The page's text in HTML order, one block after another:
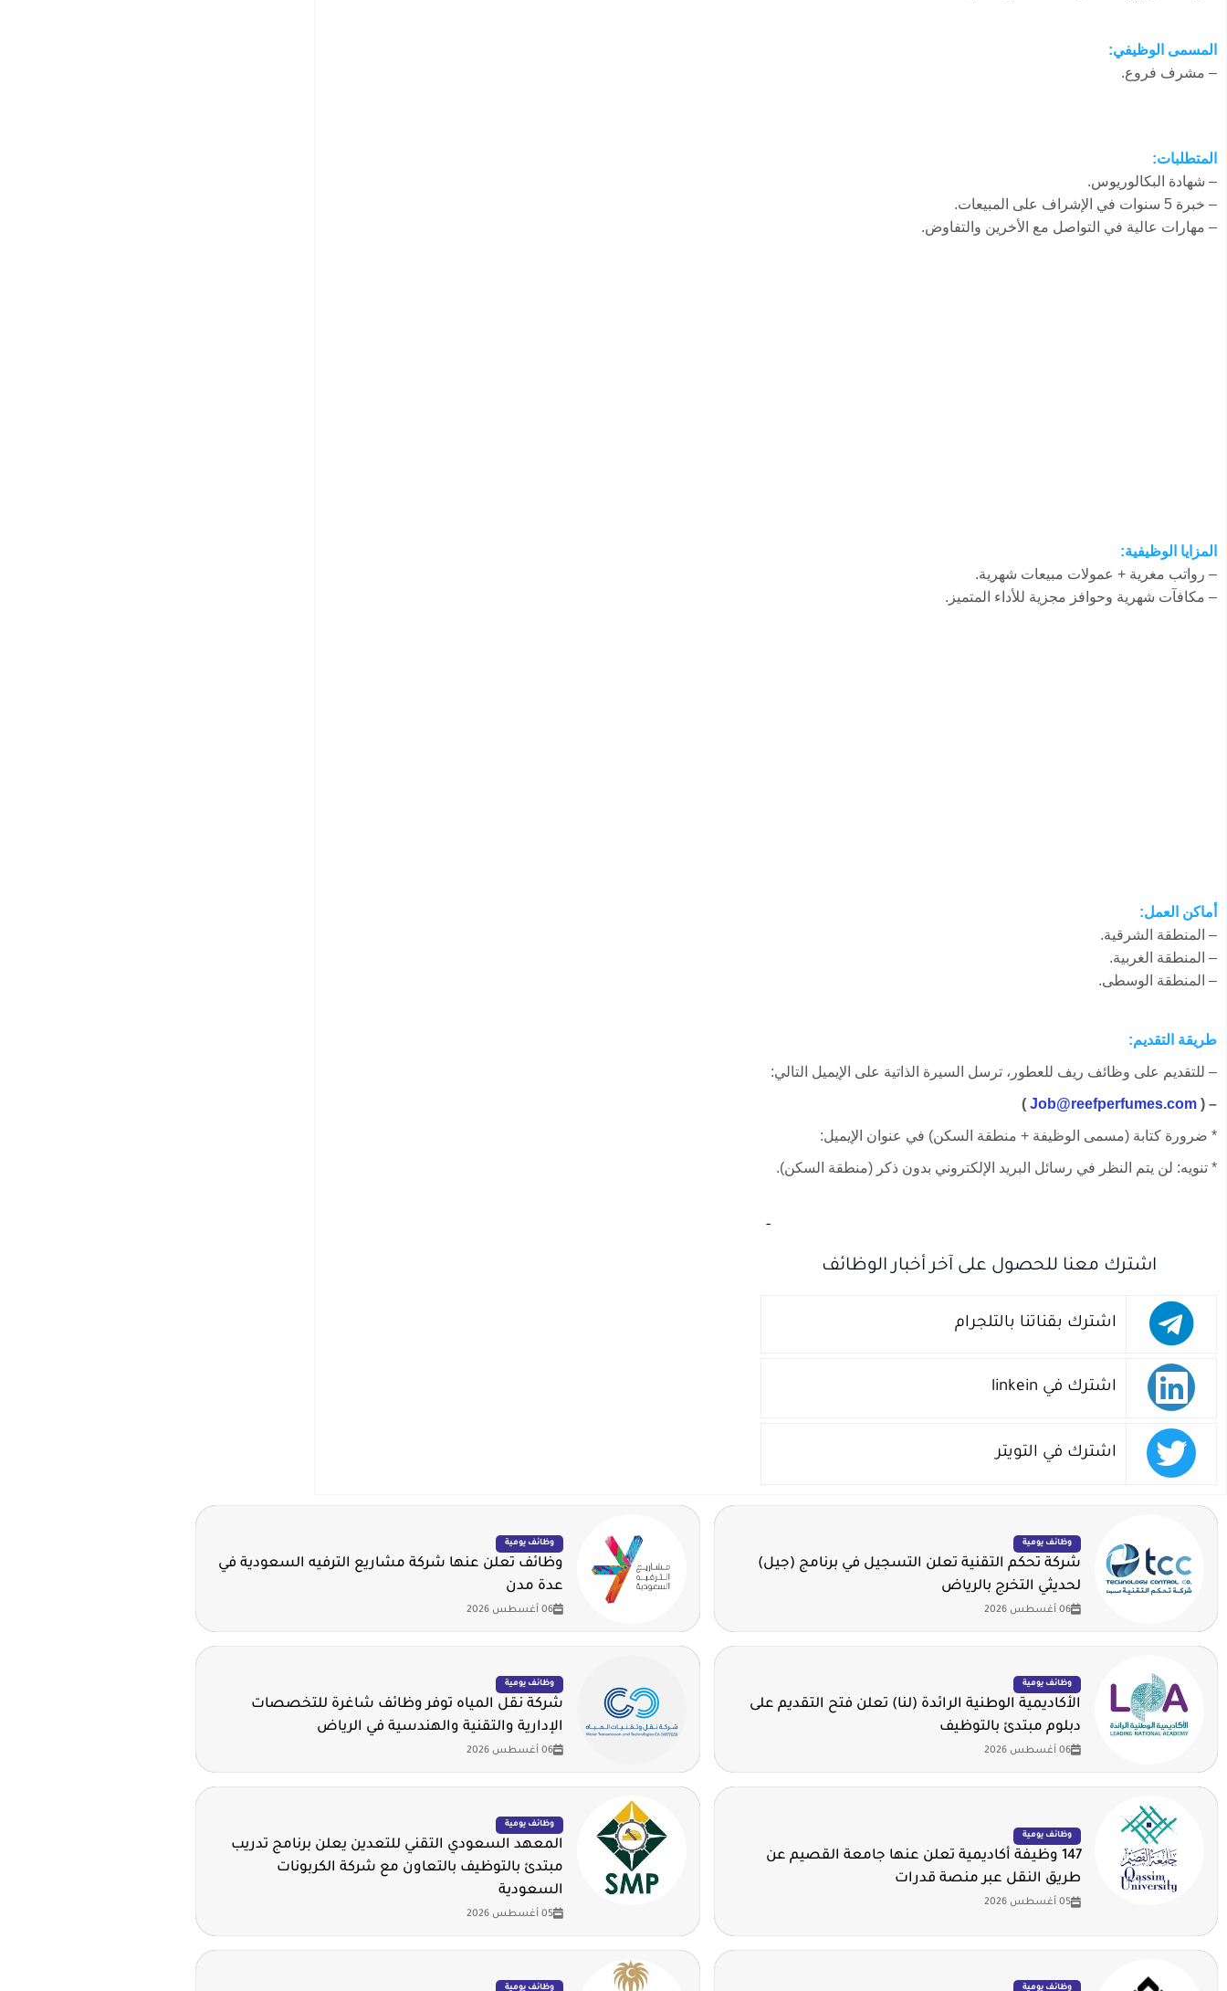
المسمى الوظيفي:
– مشرف فروع.
المتطلبات:
– شهادة البكالوريوس.
– خبرة 5 سنوات في الإشراف على المبيعات.
– مهارات عالية في التواصل مع الأخرين والتفاوض.
المزايا الوظيفية:
– رواتب مغرية + عمولات مبيعات شهرية.
– مكافآت شهرية وحوافز مجزية للأداء المتميز.
أماكن العمل:
– المنطقة الشرقية.
– المنطقة الغربية.
– المنطقة الوسطى.
طريقة التقديم:
– للتقديم على وظائف ريف للعطور، ترسل السيرة الذاتية على الإيميل التالي:
– (
Job@reefperfumes.com
)
* ضرورة كتابة (مسمى الوظيفة + منطقة السكن) في عنوان الإيميل:
* تنويه: لن يتم النظر في رسائل البريد الإلكتروني بدون ذكر (منطقة السكن).
-‏
اشترك معنا للحصول على آخر أخبار الوظائف
اشترك بقناتنا بالتلجرام
اشترك في linkein
اشترك في التويتر
وظائف يومية
شركة تحكم التقنية تعلن التسجيل في برنامج (جيل)
لحديثي التخرج بالرياض
06 أغسطس 2026
وظائف يومية
وظائف تعلن عنها شركة مشاريع الترفيه السعودية في
عدة مدن
06 أغسطس 2026
وظائف يومية
الأكاديمية الوطنية الرائدة (لنا) تعلن فتح التقديم على
دبلوم مبتدئ بالتوظيف
06 أغسطس 2026
وظائف يومية
شركة نقل المياه توفر وظائف شاغرة للتخصصات
الإدارية والتقنية والهندسية في الرياض
06 أغسطس 2026
وظائف يومية
147 وظيفة أكاديمية تعلن عنها جامعة القصيم عن
طريق النقل عبر منصة قدرات
05 أغسطس 2026
وظائف يومية
المعهد السعودي التقني للتعدين يعلن برنامج تدريب
مبتدئ بالتوظيف بالتعاون مع شركة الكربونات
السعودية
05 أغسطس 2026
وظائف يومية وظائف يومية